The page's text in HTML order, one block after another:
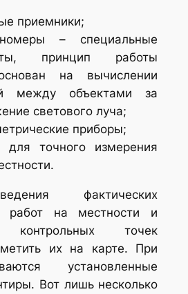
приемники;
– специальные
принцип работы
на вычислении
между объектами за
светового луча;
приборы;
для точного измерения
фактических
работ на местности и
контрольных точек
их на карте. При
установленные
Вот лишь несколько